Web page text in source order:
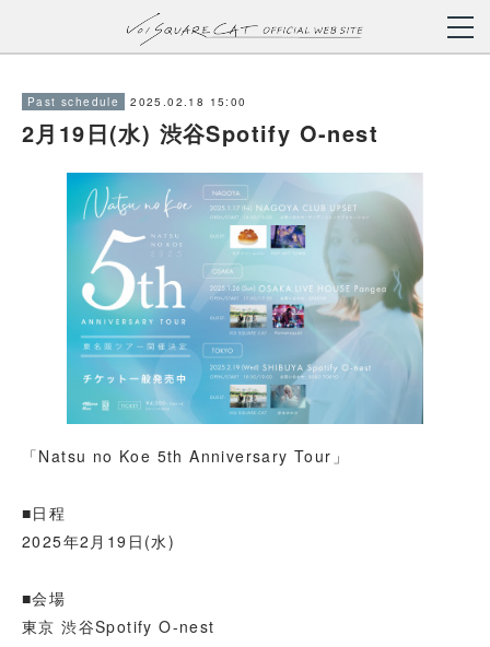
Past schedule 2025.02.18 15:00
2月19日(水) 渋谷Spotify O-nest
「Natsu no Koe 5th Anniversary Tour」
■日程
2025年2月19日(水)
■会場
東京 渋谷Spotify O-nest